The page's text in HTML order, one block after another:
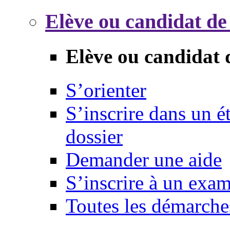
Elève ou candidat
Elève ou candidat
S’orienter
S’inscrire dans un
dossier
Demander une aide
S’inscrire à un
Toutes les